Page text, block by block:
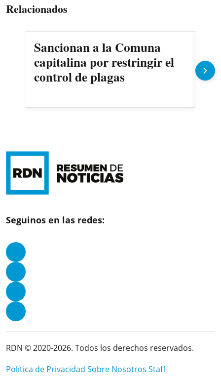
Relacionados
Sancionan a la Comuna
capitalina por restringir el
control de plagas
Seguinos en las redes:
RDN © 2020-2026. Todos los derechos reservados.
Política de Privacidad Sobre Nosotros Staff